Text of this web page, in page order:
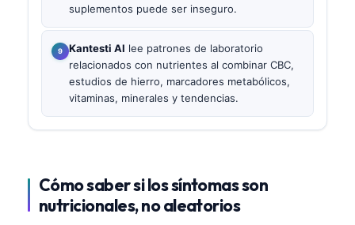
suplementos puede ser inseguro.
Kantesti AI lee patrones de laboratorio
relacionados con nutrientes al combinar CBC,
estudios de hierro, marcadores metabólicos,
vitaminas, minerales y tendencias.
Cómo saber si los síntomas son
nutricionales, no aleatorios